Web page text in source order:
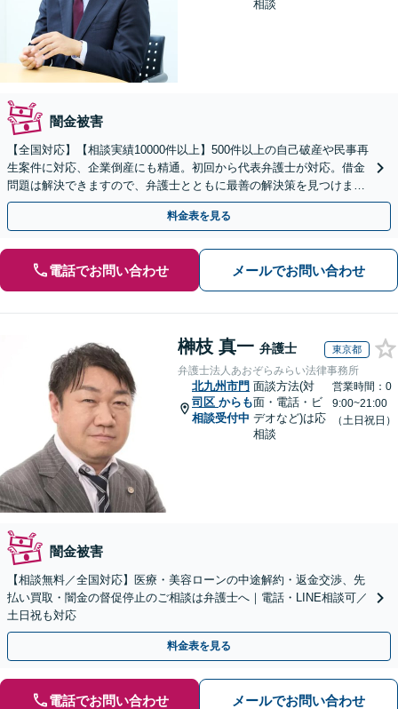
相談
闇金被害
【全国対応】【相談実績10000件以上】500件以上の自己破産や民事再
生案件に対応、企業倒産にも精通。初回から代表弁護士が対応。借金
問題は解決できますので、弁護士とともに最善の解決策を見つけまし
ょう【初回相談無料】【法テラス利用可】
料金表を見る
電話でお問い合わせ メールでお問い合わせ
榊枝 真一 弁護士 東京都
弁護士法人あおぞらみらい法律事務所
北九州市門
司区 からも
相談受付中
面談方法(対
面・電話・ビ
デオなど)は応
相談
営業時間：0
9:00~21:00
（土日祝日）
闇金被害
【相談無料／全国対応】医療・美容ローンの中途解約・返金交渉、先
払い買取・闇金の督促停止のご相談は弁護士へ｜電話・LINE相談可／
土日祝も対応
料金表を見る
電話でお問い合わせ メールでお問い合わせ